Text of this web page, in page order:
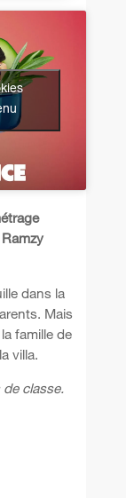
dans la
Mais
famille de
villa.
classe.